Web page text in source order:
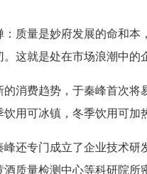
量是妙府发展的命和本
这就是处在市场浪潮中的
费趋势，于秦峰首次将
用可冰镇，冬季饮用可加
专门成立了企业技术研
质量检测中心等科研院